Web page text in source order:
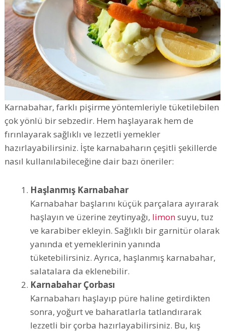
Karnabahar, farklı pişirme yöntemleriyle tüketilebilen
çok yönlü bir sebzedir. Hem haşlayarak hem de
fırınlayarak sağlıklı ve lezzetli yemekler
hazırlayabilirsiniz. İşte karnabaharın çeşitli şekillerde
nasıl kullanılabileceğine dair bazı öneriler:
Haşlanmış Karnabahar
Karnabahar başlarını küçük parçalara ayırarak
haşlayın ve üzerine zeytinyağı, limonsuyu, tuz
ve karabiber ekleyin. Sağlıklı bir garnitür olarak
yanında et yemeklerinin yanında
tüketebilirsiniz. Ayrıca, haşlanmış karnabahar,
salatalara da eklenebilir.
Karnabahar Çorbası
Karnabaharı haşlayıp püre haline getirdikten
sonra, yoğurt ve baharatlarla tatlandırarak
lezzetli bir çorba hazırlayabilirsiniz. Bu, kış